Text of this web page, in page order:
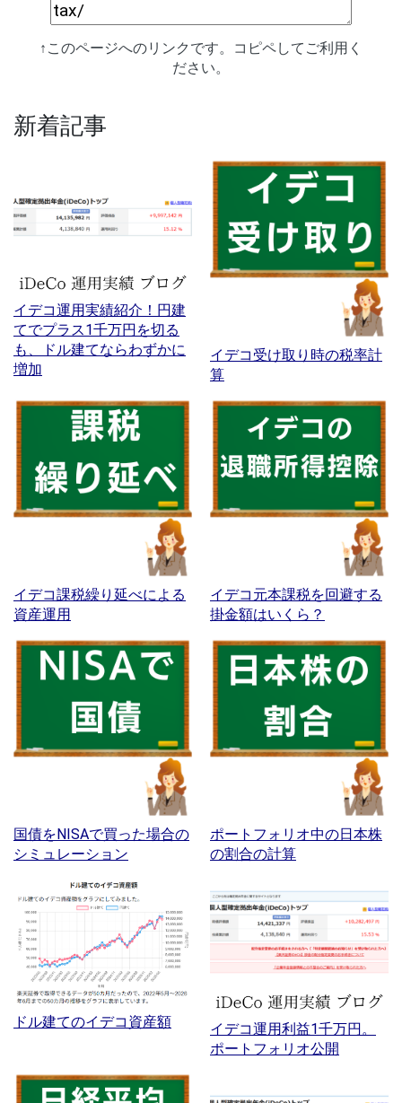
↑このページへのリンクです。コピペしてご利用く
ださい。
新着記事
イデコ運用実績紹介！円建
てでプラス1千万円を切る
も、ドル建てならわずかに
増加
イデコ受け取り時の税率計
算
イデコ課税繰り延べによる
資産運用
イデコ元本課税を回避する
掛金額はいくら？
国債をNISAで買った場合の
シミュレーション
ポートフォリオ中の日本株
の割合の計算
ドル建てのイデコ資産額
イデコ運用利益1千万円。
ポートフォリオ公開